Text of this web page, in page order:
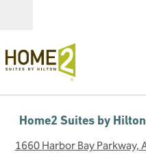
Home2 Suites by
1660 Harbor Bay Parkway,